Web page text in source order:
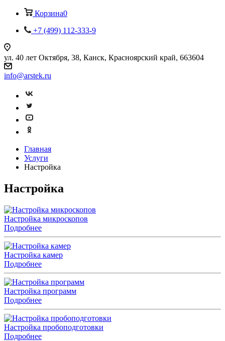
Корзина0
+7 (499) 112-333-9
ул. 40 лет Октября, 38, Канск, Красноярский край, 663604
info@arstek.ru
Главная
Услуги
Настройка
Настройка
Настройка микроскопов
Подробнее
Настройка камер
Подробнее
Настройка программ
Подробнее
Настройка пробоподготовки
Подробнее